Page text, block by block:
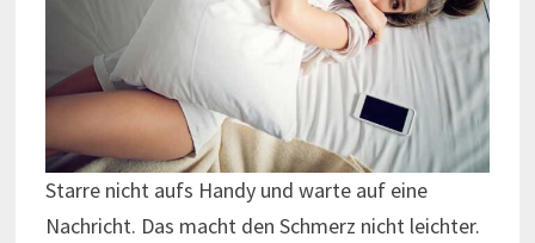
Starre nicht aufs Handy und warte auf eine
Nachricht. Das macht den Schmerz nicht leichter.